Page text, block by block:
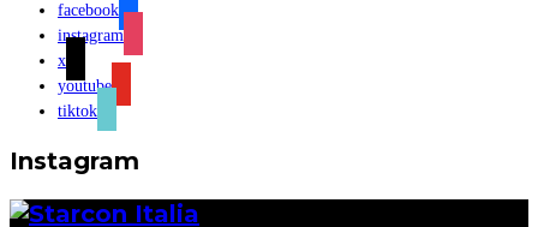
facebook
instagram
x
youtube
tiktok
Instagram